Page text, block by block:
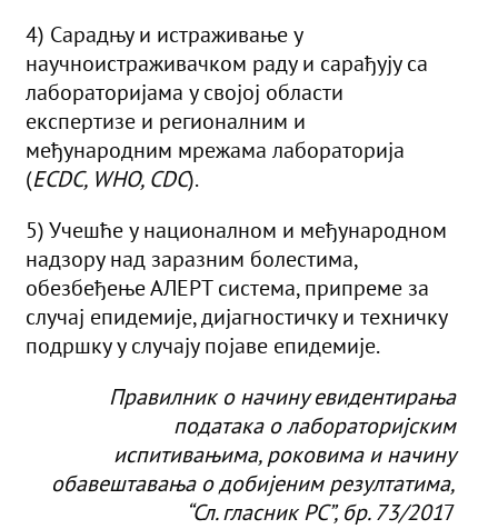
4) Сарадњу и истраживање у
научноистраживачком раду и сарађују са
лабораторијама у својој области
експертизе и регионалним и
међународним мрежама лабораторија
(ECDC, WHO, CDC).
5) Учешће у националном и међународном
надзору над заразним болестима,
обезбеђење АЛЕРТ система, припреме за
случај епидемије, дијагностичку и техничку
подршку у случају појаве епидемије.
Правилник о начину евидентирања
података о лабораторијским
испитивањима, роковима и начину
обавештавања о добијеним резултатима,
“Сл. гласник РС”, бр. 73/2017